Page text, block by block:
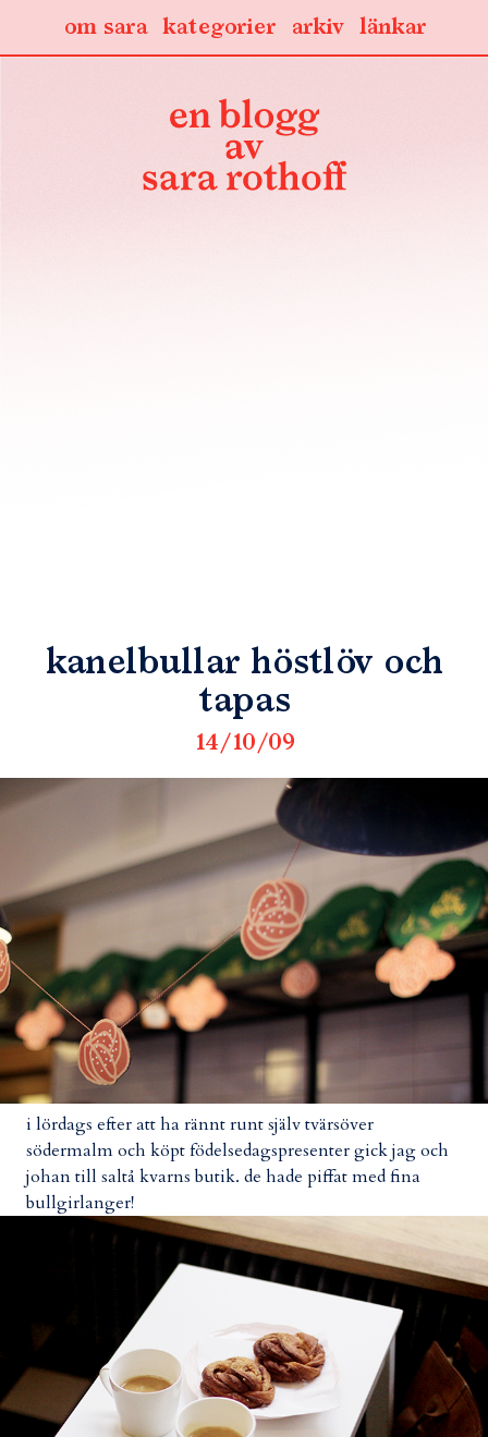
länkar
arkiv
kategorier
om sara
kanelbullar höstlöv och
tapas
14/10/09
i lördags efter att ha rännt runt själv tvärsöver
södermalm och köpt födelsedagspresenter gick jag och
johan till saltå kvarns butik. de hade piffat med fina
bullgirlanger!